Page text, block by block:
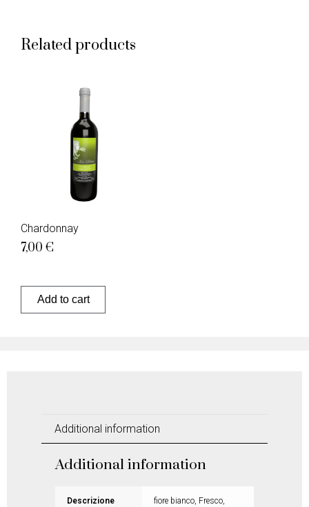
Related products
Chardonnay
7,00 €
Add to cart
Additional information
Additional information
Descrizione
fiore bianco, Fresco,